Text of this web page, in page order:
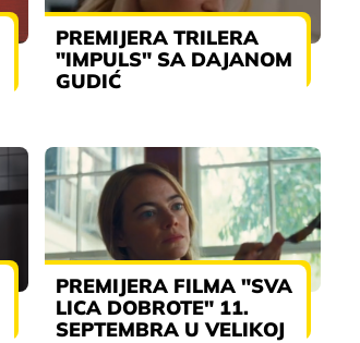
PREMIJERA TRILERA
"IMPULS" SA DAJANOM
GUDIĆ
PREMIJERA FILMA "SVA
LICA DOBROTE" 11.
SEPTEMBRA U VELIKOJ